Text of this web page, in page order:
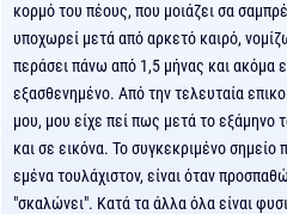
κορμό του πέους, που μοιάζει σα
υποχωρεί μετά από αρκετό καιρό,
περάσει πάνω από 1,5 μήνας και ακόμα
εξασθενημένο. Από την τελευταία
μου, μου είχε πεί πως μετά το εξάμηνο
και σε εικόνα. Το συγκεκριμένο
εμένα τουλάχιστον, είναι όταν
"σκαλώνει". Κατά τα άλλα όλα είναι